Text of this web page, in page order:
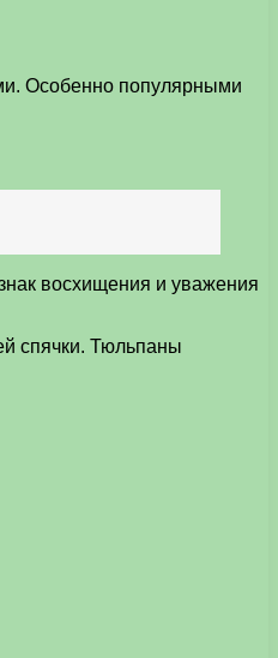
Особенно популярными
восхищения и уважения
спячки. Тюльпаны